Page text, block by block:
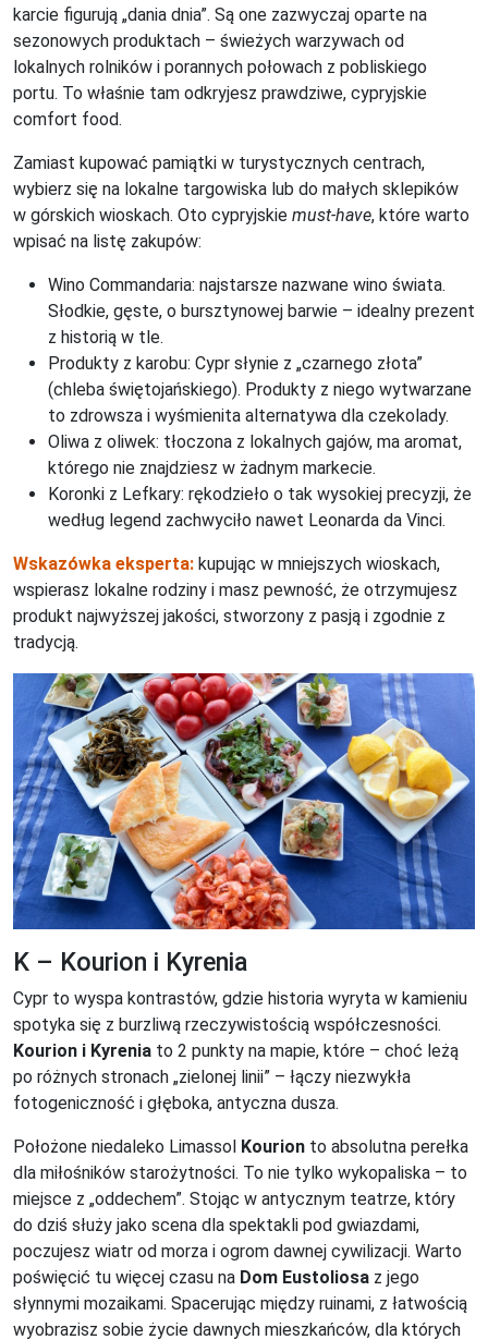
karcie figurują „dania dnia”. Są one zazwyczaj oparte na
sezonowych produktach – świeżych warzywach od
lokalnych rolników i porannych połowach z pobliskiego
portu. To właśnie tam odkryjesz prawdziwe, cypryjskie
comfort food.
Zamiast kupować pamiątki w turystycznych centrach,
wybierz się na lokalne targowiska lub do małych sklepików
w górskich wioskach. Oto cypryjskie must-have, które warto
wpisać na listę zakupów:
Wino Commandaria: najstarsze nazwane wino świata.
Słodkie, gęste, o bursztynowej barwie – idealny prezent
z historią w tle.
Produkty z karobu: Cypr słynie z „czarnego złota”
(chleba świętojańskiego). Produkty z niego wytwarzane
to zdrowsza i wyśmienita alternatywa dla czekolady.
Oliwa z oliwek: tłoczona z lokalnych gajów, ma aromat,
którego nie znajdziesz w żadnym markecie.
Koronki z Lefkary: rękodzieło o tak wysokiej precyzji, że
według legend zachwyciło nawet Leonarda da Vinci.
Wskazówka eksperta: kupując w mniejszych wioskach,
wspierasz lokalne rodziny i masz pewność, że otrzymujesz
produkt najwyższej jakości, stworzony z pasją i zgodnie z
tradycją.
K – Kourion i Kyrenia
Cypr to wyspa kontrastów, gdzie historia wyryta w kamieniu
spotyka się z burzliwą rzeczywistością współczesności.
Kourion i Kyrenia to 2 punkty na mapie, które – choć leżą
po różnych stronach „zielonej linii” – łączy niezwykła
fotogeniczność i głęboka, antyczna dusza.
Położone niedaleko Limassol Kourion to absolutna perełka
dla miłośników starożytności. To nie tylko wykopaliska – to
miejsce z „oddechem”. Stojąc w antycznym teatrze, który
do dziś służy jako scena dla spektakli pod gwiazdami,
poczujesz wiatr od morza i ogrom dawnej cywilizacji. Warto
poświęcić tu więcej czasu na Dom Eustoliosa z jego
słynnymi mozaikami. Spacerując między ruinami, z łatwością
wyobrazisz sobie życie dawnych mieszkańców, dla których